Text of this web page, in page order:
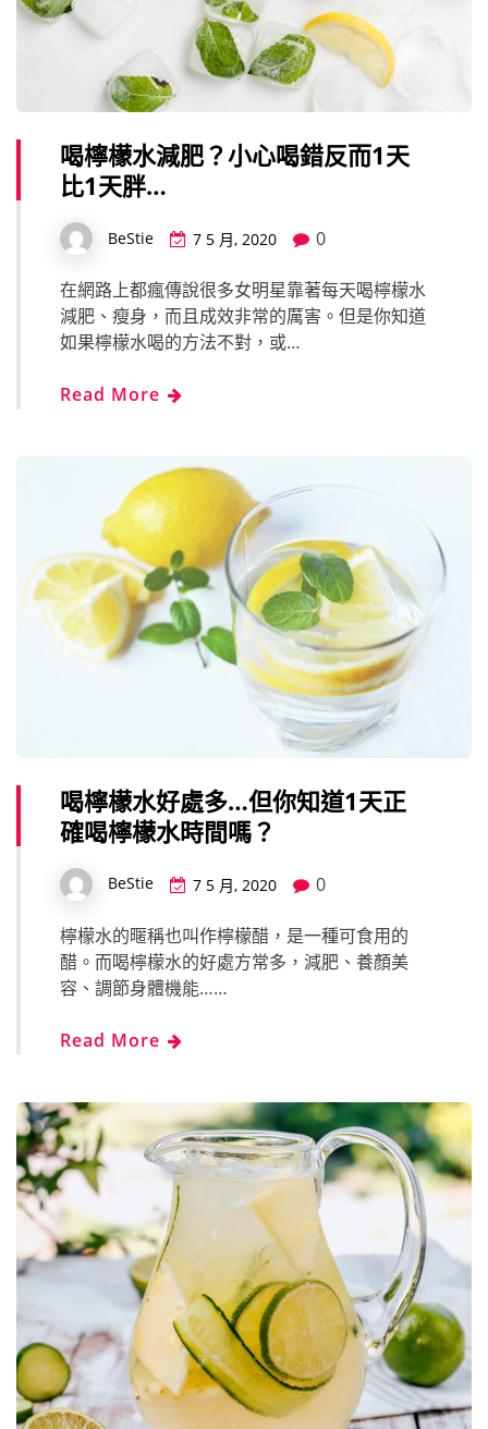
喝檸檬水減肥？小心喝錯反而1天
比1天胖…
BeStie 7 5 月, 2020 0
在網路上都瘋傳說很多女明星靠著每天喝檸檬水
減肥、瘦身，而且成效非常的厲害。但是你知道
如果檸檬水喝的方法不對，或…
Read More
喝檸檬水好處多…但你知道1天正
確喝檸檬水時間嗎？
BeStie 7 5 月, 2020 0
檸檬水的暱稱也叫作檸檬醋，是一種可食用的
醋。而喝檸檬水的好處方常多，減肥、養顏美
容、調節身體機能……
Read More